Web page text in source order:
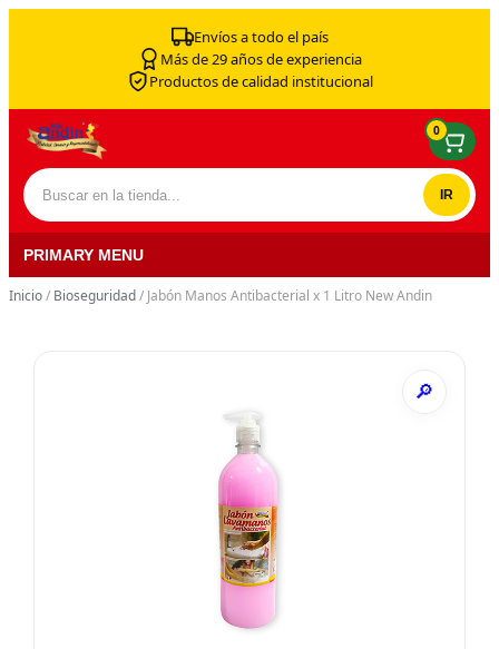
Envíos a todo el país
Más de 29 años de experiencia
Productos de calidad institucional
Buscar por:
0
PRIMARY MENU
Inicio/ Bioseguridad/ Jabón Manos Antibacterial x 1 Litro New Andin